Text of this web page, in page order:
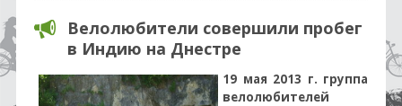
Велолюбители совершили пробег
в Индию на Днестре
19 мая 2013 г. группа
велолюбителей